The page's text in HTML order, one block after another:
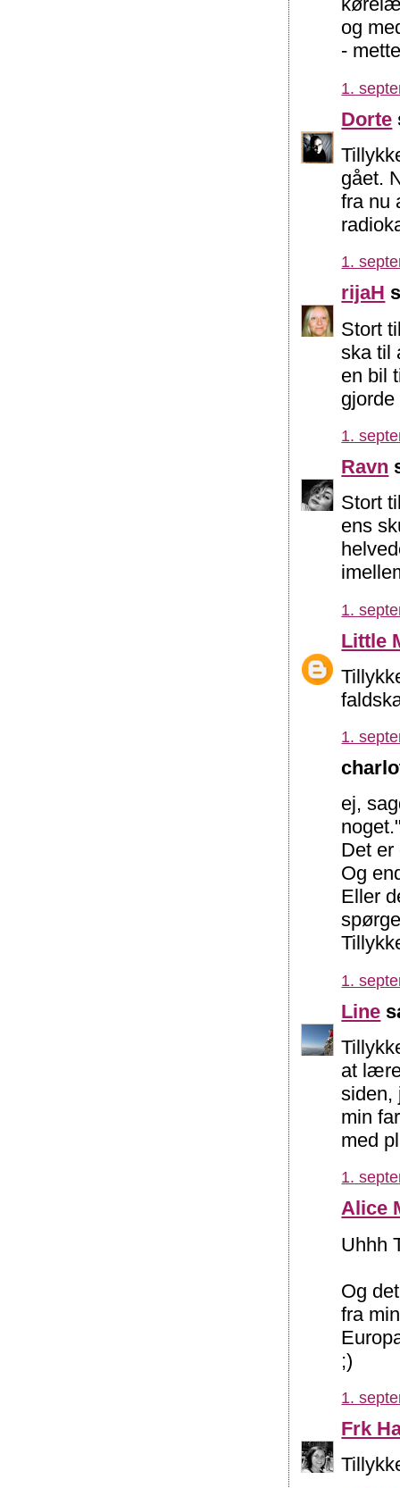
og
-
1.
Dorte
gået.
fra nu
1.
rijaH
Stort
ska til
en bil
1.
Ravn
Stort
ens
1.
Little
1.
ej,
Det er
Og
Eller
1.
Line
at
siden,
min
med
1.
Alice
Uhhh
Og
fra
;)
1.
Frk